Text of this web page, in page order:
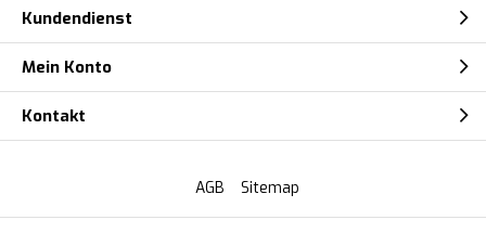
Kundendienst
Mein Konto
Kontakt
AGB Sitemap